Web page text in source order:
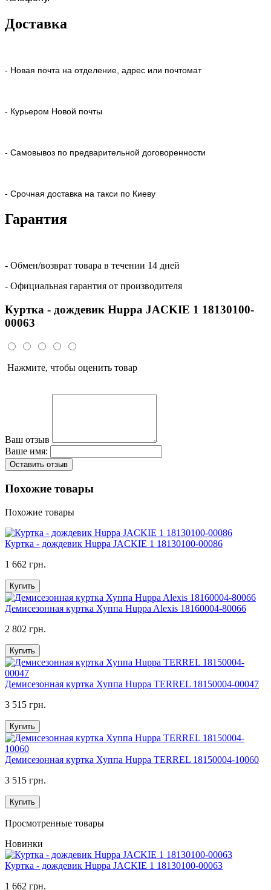
Доставка
- Новая почта на отделение, адрес или почтомат
- Курьером Новой почты
- Самовывоз по предварительной договоренности
- Срочная доставка на такси по Киеву
Гарантия
- Обмен/возврат товара в течении 14 дней
- Официальная гарантия от производителя
Куртка - дождевик Huppa JACKIE 1 18130100-
00063
Нажмите, чтобы оценить товар
Ваш отзыв
Ваше имя:
Оставить отзыв
Похожие товары
Похожие товары
Куртка - дождевик Huppa JACKIE 1 18130100-00086
1 662 грн.
Купить
Демисезонная куртка Хуппа Huppa Alexis 18160004-80066
2 802 грн.
Купить
Демисезонная куртка Хуппа Huppa TERREL 18150004-00047
3 515 грн.
Купить
Демисезонная куртка Хуппа Huppa TERREL 18150004-10060
3 515 грн.
Купить
Просмотренные товары
Новинки
Куртка - дождевик Huppa JACKIE 1 18130100-00063
1 662 грн.